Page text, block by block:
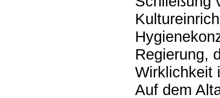
Regierung,
Wirklichkeit
Auf dem